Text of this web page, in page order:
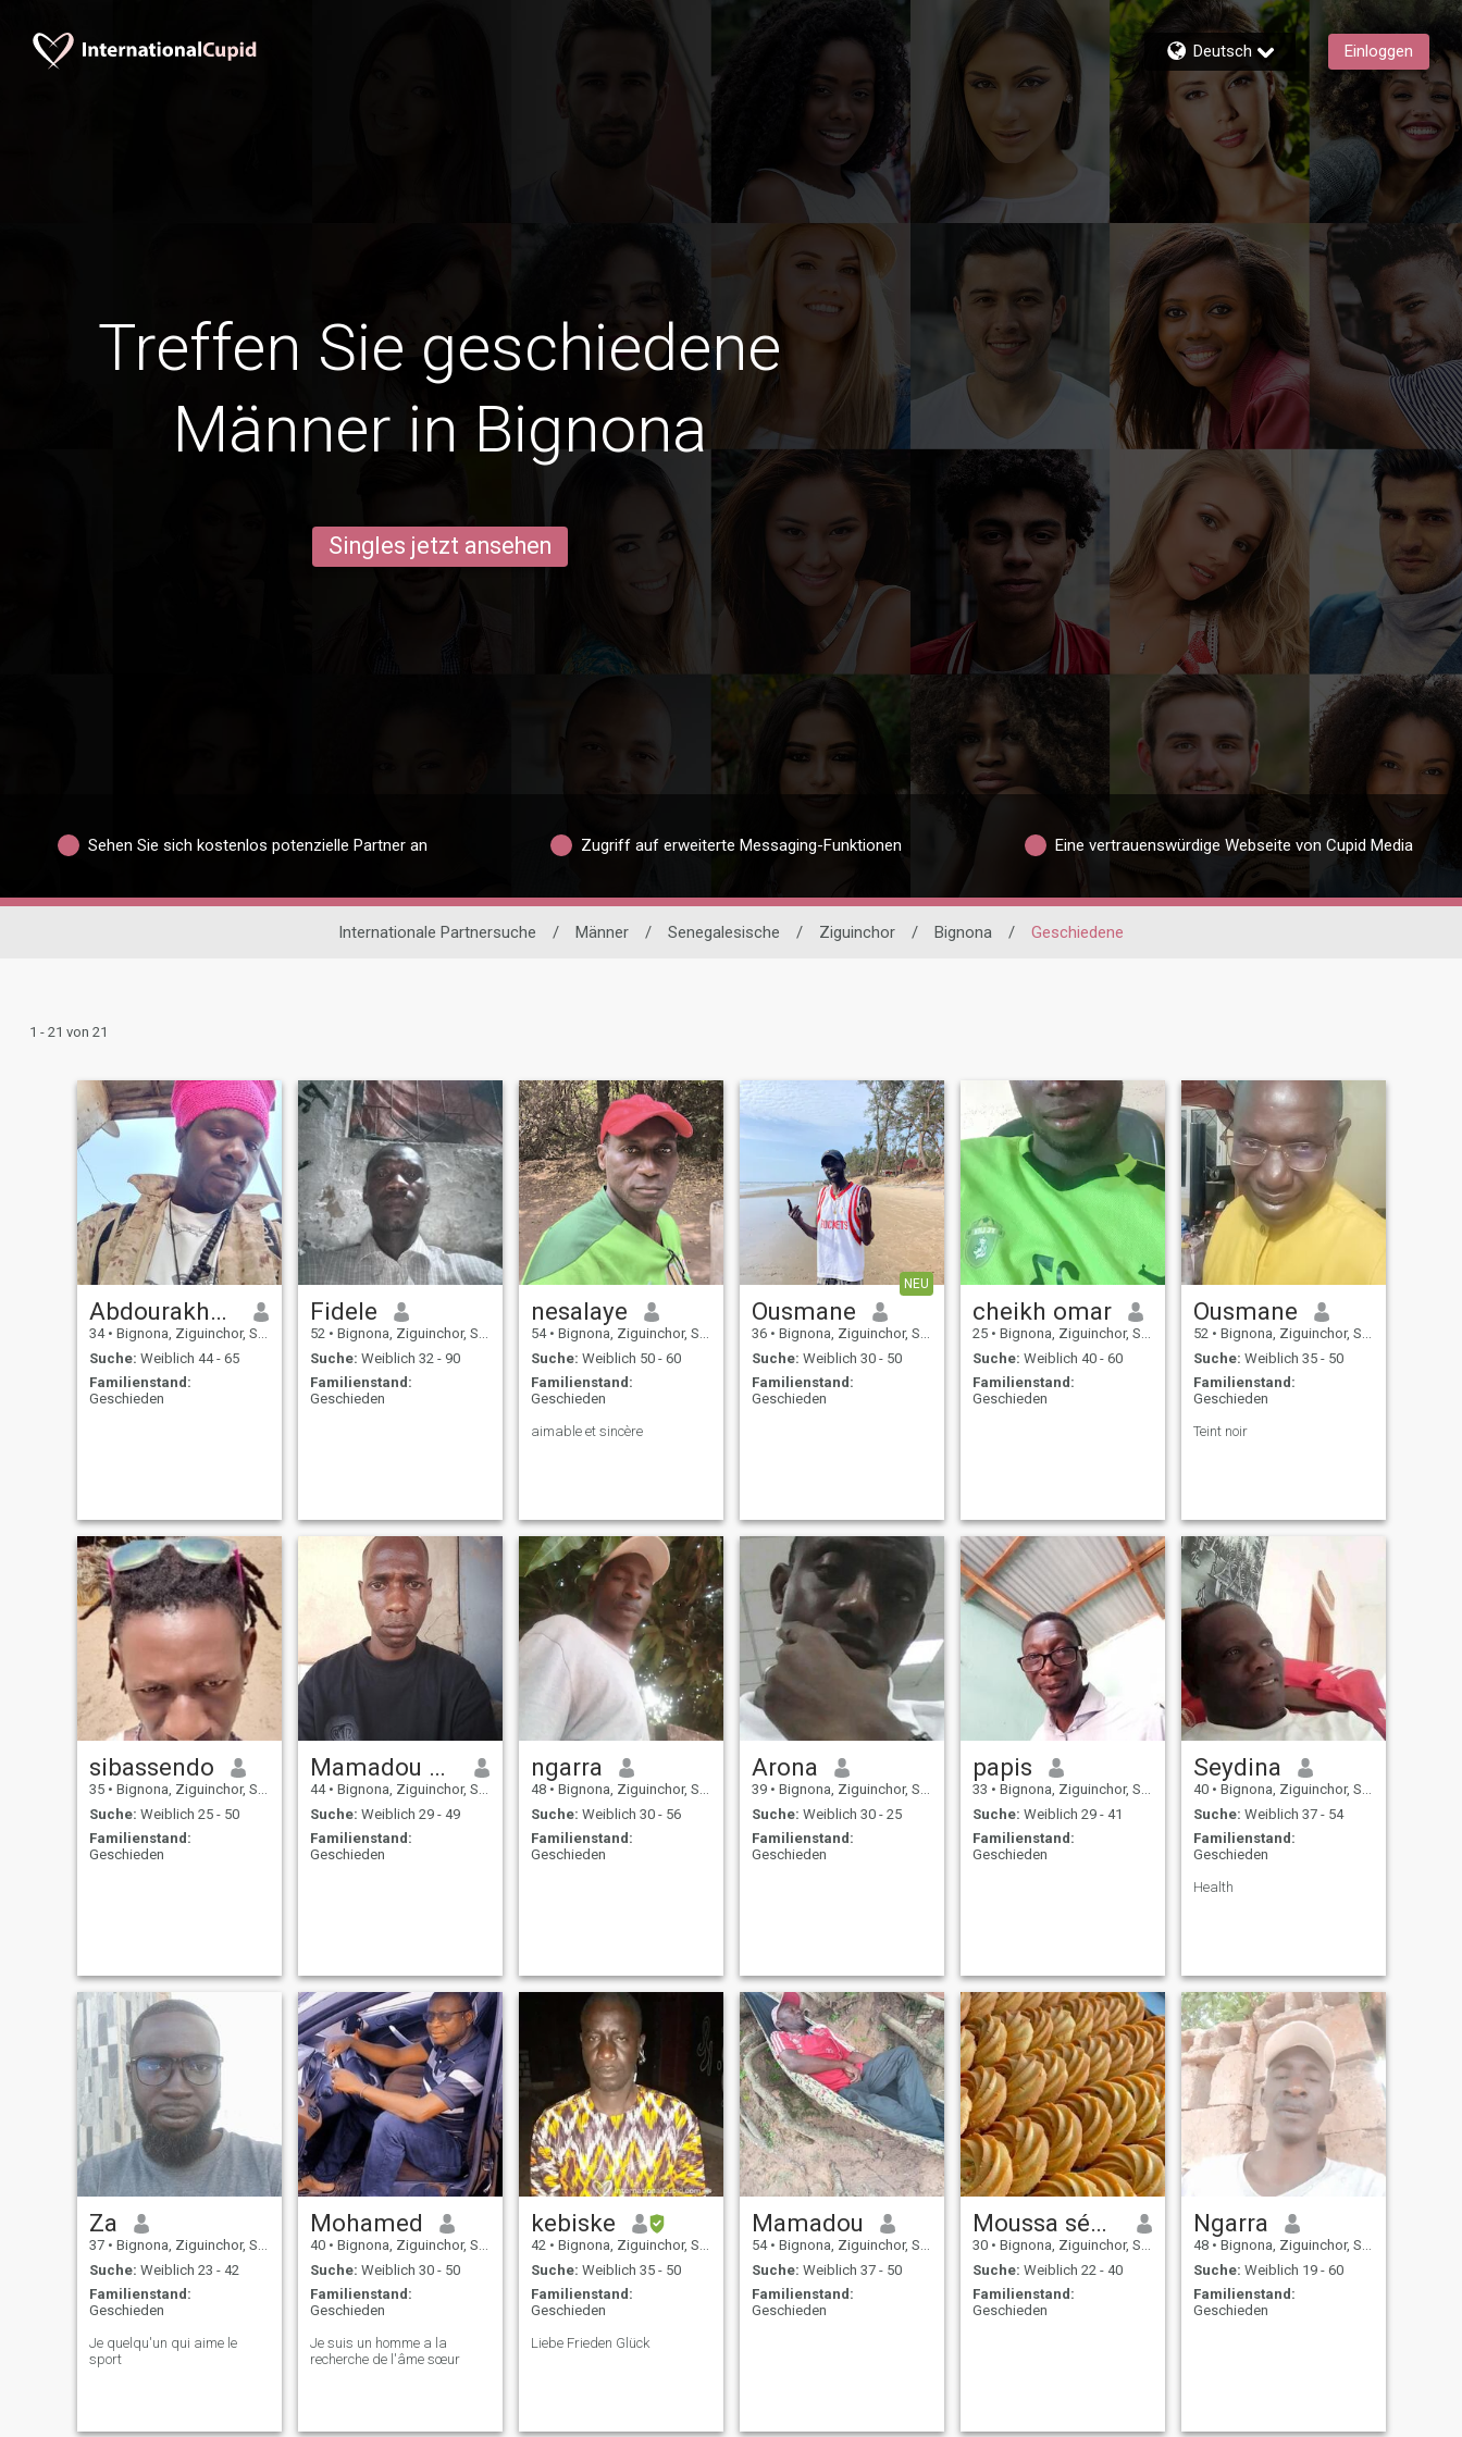
Deutsch Einloggen
Treffen Sie geschiedene
Männer in Bignona
Singles jetzt ansehen
Sehen Sie sich kostenlos potenzielle Partner an Zugriff auf erweiterte Messaging-Funktionen Eine vertrauenswürdige Webseite von Cupid Media
Internationale Partnersuche / Männer / Senegalesische / Ziguinchor / Bignona / Geschiedene
1 - 21 von 21
Abdourakhmane
34 • Bignona, Ziguinchor, Senegal
Suche: Weiblich 44 - 65
Familienstand:
Geschieden
Fidele
52 • Bignona, Ziguinchor, Senegal
Suche: Weiblich 32 - 90
Familienstand:
Geschieden
nesalaye
54 • Bignona, Ziguinchor, Senegal
Suche: Weiblich 50 - 60
Familienstand:
Geschieden
aimable et sincère
NEU
Ousmane
36 • Bignona, Ziguinchor, Senegal
Suche: Weiblich 30 - 50
Familienstand:
Geschieden
cheikh omar
25 • Bignona, Ziguinchor, Senegal
Suche: Weiblich 40 - 60
Familienstand:
Geschieden
Ousmane
52 • Bignona, Ziguinchor, Senegal
Suche: Weiblich 35 - 50
Familienstand:
Geschieden
Teint noir
sibassendo
35 • Bignona, Ziguinchor, Senegal
Suche: Weiblich 25 - 50
Familienstand:
Geschieden
Mamadou billo
44 • Bignona, Ziguinchor, Senegal
Suche: Weiblich 29 - 49
Familienstand:
Geschieden
ngarra
48 • Bignona, Ziguinchor, Senegal
Suche: Weiblich 30 - 56
Familienstand:
Geschieden
Arona
39 • Bignona, Ziguinchor, Senegal
Suche: Weiblich 30 - 25
Familienstand:
Geschieden
papis
33 • Bignona, Ziguinchor, Senegal
Suche: Weiblich 29 - 41
Familienstand:
Geschieden
Seydina
40 • Bignona, Ziguinchor, Senegal
Suche: Weiblich 37 - 54
Familienstand:
Geschieden
Health
Za
37 • Bignona, Ziguinchor, Senegal
Suche: Weiblich 23 - 42
Familienstand:
Geschieden
Je quelqu'un qui aime le
sport
Mohamed
40 • Bignona, Ziguinchor, Senegal
Suche: Weiblich 30 - 50
Familienstand:
Geschieden
Je suis un homme a la
recherche de l'âme sœur
kebiske
42 • Bignona, Ziguinchor, Senegal
Suche: Weiblich 35 - 50
Familienstand:
Geschieden
Liebe Frieden Glück
Mamadou
54 • Bignona, Ziguinchor, Senegal
Suche: Weiblich 37 - 50
Familienstand:
Geschieden
Moussa sénégalais
30 • Bignona, Ziguinchor, Senegal
Suche: Weiblich 22 - 40
Familienstand:
Geschieden
Ngarra
48 • Bignona, Ziguinchor, Senegal
Suche: Weiblich 19 - 60
Familienstand:
Geschieden